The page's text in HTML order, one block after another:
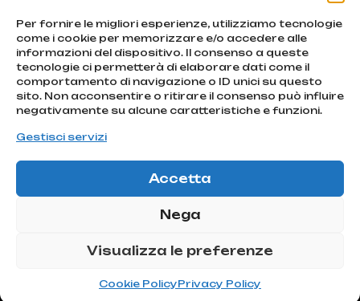
Per fornire le migliori esperienze, utilizziamo tecnologie
come i cookie per memorizzare e/o accedere alle
informazioni del dispositivo. Il consenso a queste
tecnologie ci permetterà di elaborare dati come il
comportamento di navigazione o ID unici su questo
sito. Non acconsentire o ritirare il consenso può influire
negativamente su alcune caratteristiche e funzioni.
Gestisci servizi
Accetta
Nega
Visualizza le preferenze
Cookie PolicyPrivacy Policy
We chase
emotions
Via Montello, 80
info@atcommunication.it
@2025 ATCommunication
Montebelluna (TV) – C.F
Iscriviti
newsletter!
Iscriviti!